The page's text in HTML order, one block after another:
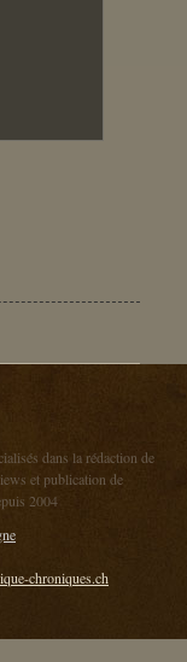
dans la rédaction de
et publication de
2004
chroniques.ch